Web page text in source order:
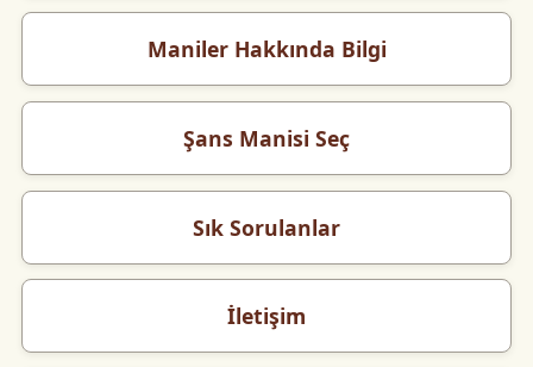
Maniler Hakkında Bilgi
Şans Manisi Seç
Sık Sorulanlar
İletişim